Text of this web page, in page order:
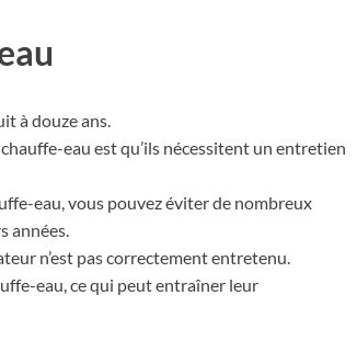
à douze ans.
eau est qu’ils nécessitent un entretien
eau, vous pouvez éviter de nombreux
années.
n’est pas correctement entretenu.
eau, ce qui peut entraîner leur